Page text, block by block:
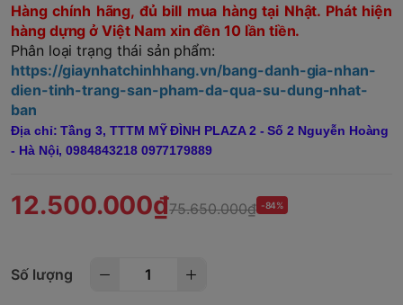
Hàng chính hãng, đủ bill mua hàng tại Nhật. Phát hiện
hàng dựng ở Việt Nam xin đền 10 lần tiền.
Phân loại trạng thái sản phẩm:
https://giaynhatchinhhang.vn/bang-danh-gia-nhan-
dien-tinh-trang-san-pham-da-qua-su-dung-nhat-
ban
Địa chỉ: Tầng 3, TTTM MỸ ĐÌNH PLAZA 2 - Số 2 Nguyễn Hoàng
- Hà Nội,0984843218 0977179889
12.500.000₫75.650.000₫ -84%
Số lượng